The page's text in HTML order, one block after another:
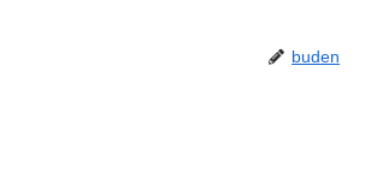
buden